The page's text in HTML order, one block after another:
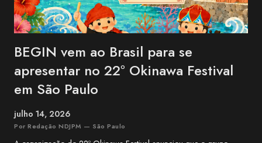
BEGIN vem ao Brasil para se
apresentar no 22º Okinawa Festival
em São Paulo
julho 14, 2026
Por Redação NDJPM — São Paulo